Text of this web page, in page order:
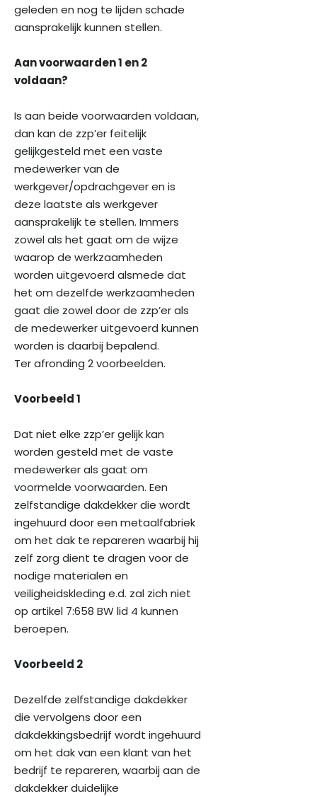
geleden en nog te lijden schade
aansprakelijk kunnen stellen.
Aan voorwaarden 1 en 2
voldaan?
Is aan beide voorwaarden voldaan,
dan kan de zzp’er feitelijk
gelijkgesteld met een vaste
medewerker van de
werkgever/opdrachgever en is
deze laatste als werkgever
aansprakelijk te stellen. Immers
zowel als het gaat om de wijze
waarop de werkzaamheden
worden uitgevoerd alsmede dat
het om dezelfde werkzaamheden
gaat die zowel door de zzp’er als
de medewerker uitgevoerd kunnen
worden is daarbij bepalend.
Ter afronding 2 voorbeelden.
Voorbeeld 1
Dat niet elke zzp’er gelijk kan
worden gesteld met de vaste
medewerker als gaat om
voormelde voorwaarden. Een
zelfstandige dakdekker die wordt
ingehuurd door een metaalfabriek
om het dak te repareren waarbij hij
zelf zorg dient te dragen voor de
nodige materialen en
veiligheidskleding e.d. zal zich niet
op artikel 7:658 BW lid 4 kunnen
beroepen.
Voorbeeld 2
Dezelfde zelfstandige dakdekker
die vervolgens door een
dakdekkingsbedrijf wordt ingehuurd
om het dak van een klant van het
bedrijf te repareren, waarbij aan de
dakdekker duidelijke